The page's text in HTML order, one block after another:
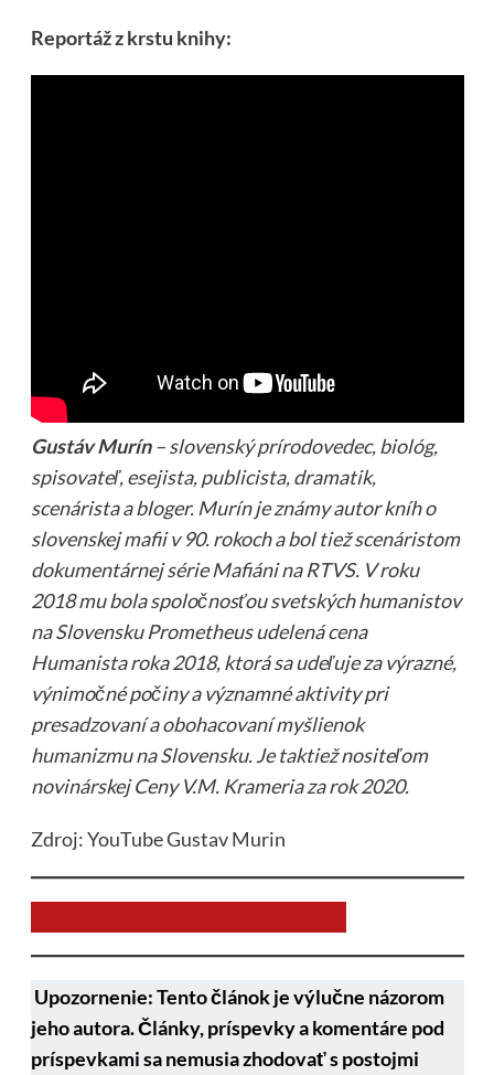
Reportáž z krstu knihy:
Gustáv Murín– slovenský prírodovedec, biológ,
spisovateľ, esejista, publicista, dramatik,
scenárista a bloger. Murín je známy autor kníh o
slovenskej mafii v 90. rokoch a bol tiež scenáristom
dokumentárnej série Mafiáni na RTVS. V roku
2018 mu bola spoločnosťou svetských humanistov
na Slovensku Prometheus udelená cena
Humanista roka 2018, ktorá sa udeľuje za výrazné,
výnimočné počiny a významné aktivity pri
presadzovaní a obohacovaní myšlienok
humanizmu na Slovensku. Je taktiež nositeľom
novinárskej Ceny V.M. Krameria za rok 2020.
Zdroj: YouTube Gustav Murin
Upozornenie: Tento článok je výlučne názorom
jeho autora. Články, príspevky a komentáre pod
príspevkami sa nemusia zhodovať s postojmi